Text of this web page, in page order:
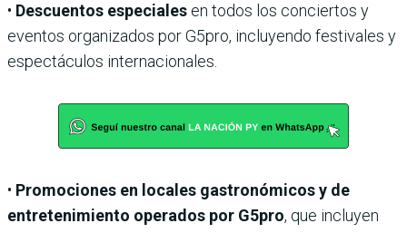
• Descuentos especiales en todos los conciertos y
eventos organizados por G5pro, incluyendo festivales y
espectáculos internacionales.
• Promociones en locales gastronómicos y de
entretenimiento operados por G5pro, que incluyen